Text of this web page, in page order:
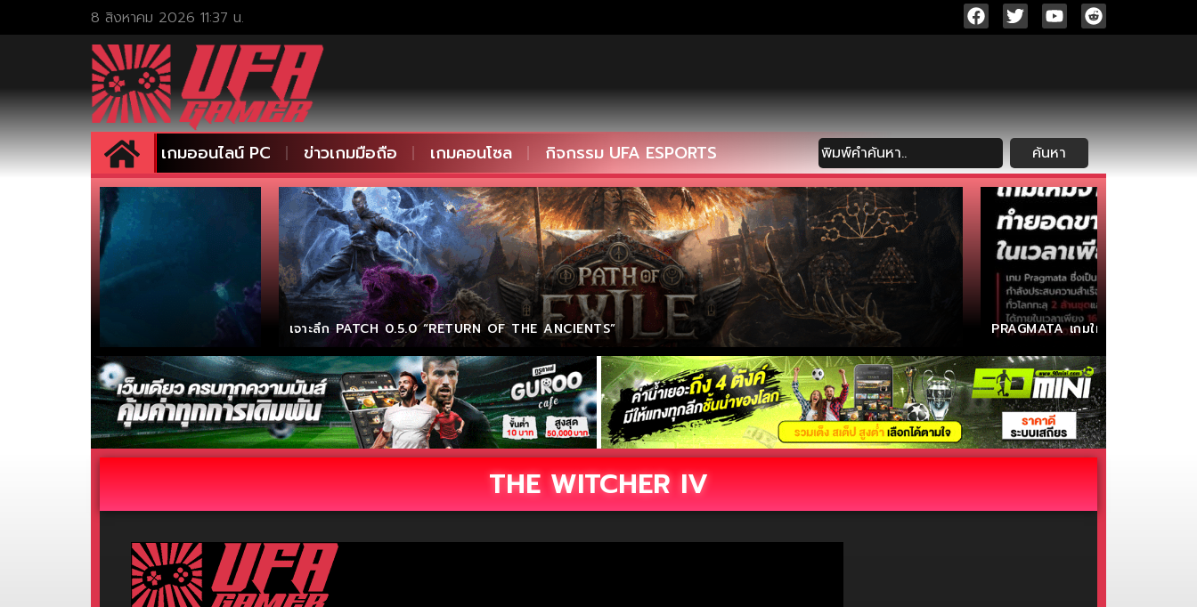
8 สิงหาคม 2026 11:37 น.
เกมออนไลน์ PC ข่าวเกมมือถือ เกมคอนโซล กิจกรรม UFA ESPORTS ค้นหา
เจาะลึก PATCH 0.5.0 “RETURN OF THE ANCIENTS” PRAGMATA เกมใหม่จาก
THE WITCHER IV